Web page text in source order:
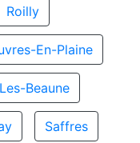
Roilly
En-Plaine
Beaune
Saffres